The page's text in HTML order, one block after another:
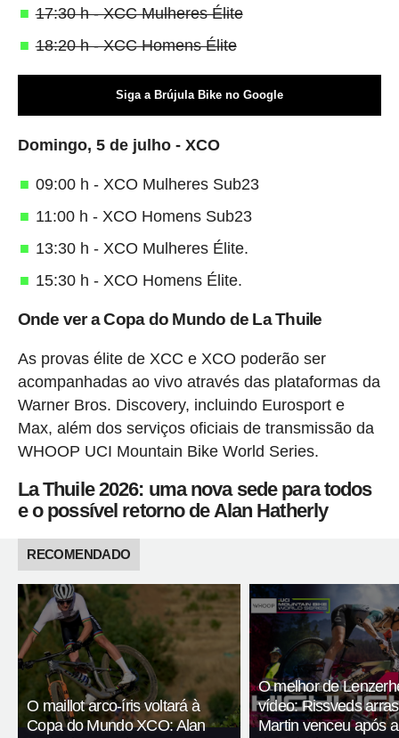
17:30 h - XCC Mulheres Élite
18:20 h - XCC Homens Élite
Siga a Brújula Bike no Google
Domingo, 5 de julho - XCO
09:00 h - XCO Mulheres Sub23
11:00 h - XCO Homens Sub23
13:30 h - XCO Mulheres Élite.
15:30 h - XCO Homens Élite.
Onde ver a Copa do Mundo de La Thuile
As provas élite de XCC e XCO poderão ser
acompanhadas ao vivo através das plataformas da
Warner Bros. Discovery, incluindo Eurosport e
Max, além dos serviços oficiais de transmissão da
WHOOP UCI Mountain Bike World Series.
La Thuile 2026: uma nova sede para todos
e o possível retorno de Alan Hatherly
RECOMENDADO
O maillot arco-íris voltará à
Copa do Mundo XCO: Alan
O melhor de
vídeo: Rissveds
Martin venceu após